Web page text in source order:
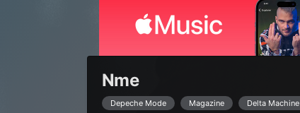
Nme
Depeche Mode Magazine Delta Machine